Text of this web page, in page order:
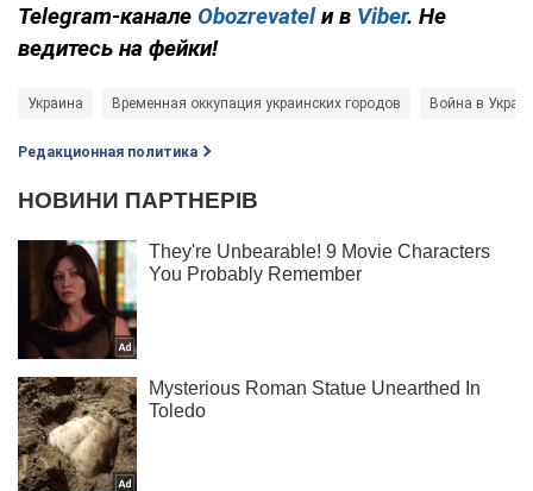
Telegram-канале Obozrevatelи в Viber. Не
ведитесь на фейки!
Украина Временная оккупация украинских городов Война в
Редакционная политика